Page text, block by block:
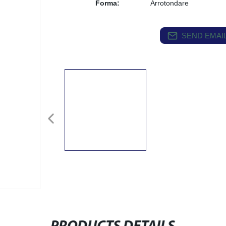
Forma:
Arrotondare
SEND